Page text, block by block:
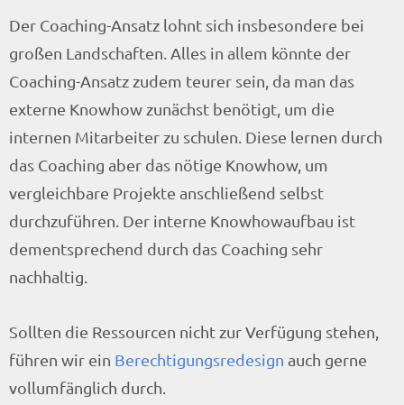
Der Coaching-Ansatz lohnt sich insbesondere bei
großen Landschaften. Alles in allem könnte der
Coaching-Ansatz zudem teurer sein, da man das
externe Knowhow zunächst benötigt, um die
internen Mitarbeiter zu schulen. Diese lernen durch
das Coaching aber das nötige Knowhow, um
vergleichbare Projekte anschließend selbst
durchzuführen. Der interne Knowhowaufbau ist
dementsprechend durch das Coaching sehr
nachhaltig.
Sollten die Ressourcen nicht zur Verfügung stehen,
führen wir ein Berechtigungsredesign auch gerne
vollumfänglich durch.